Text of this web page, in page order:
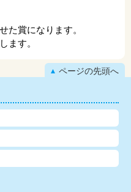
た賞になります。
ます。
ページの先頭へ